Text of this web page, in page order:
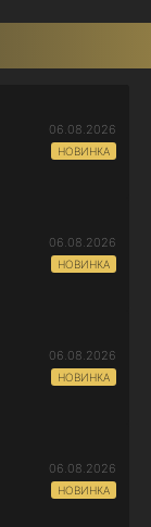
06.08.2026
НОВИНКА
06.08.2026
НОВИНКА
06.08.2026
НОВИНКА
06.08.2026
НОВИНКА